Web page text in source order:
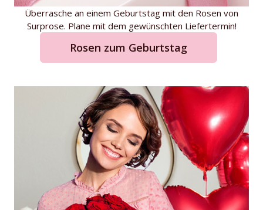
Überrasche an einem Geburtstag mit den Rosen von
Surprose. Plane mit dem gewünschten Liefertermin!
Rosen zum Geburtstag